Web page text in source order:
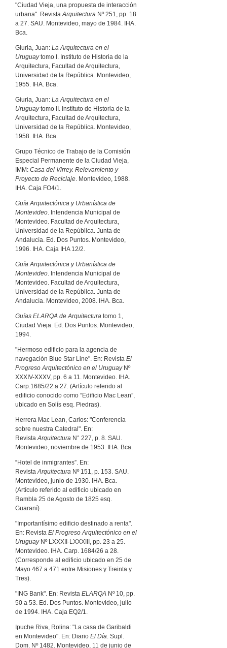
"Ciudad Vieja, una propuesta de interacción
urbana". RevistaArquitectura Nº 251, pp. 18
a 27. SAU. Montevideo, mayo de 1984. IHA.
Bca.
Giuria, Juan: La Arquitectura en el
Uruguaytomo I. Instituto de Historia de la
Arquitectura, Facultad de Arquitectura,
Universidad de la República. Montevideo,
1955. IHA. Bca.
Giuria, Juan: La Arquitectura en el
Uruguaytomo II. Instituto de Historia de la
Arquitectura, Facultad de Arquitectura,
Universidad de la República. Montevideo,
1958. IHA. Bca.
Grupo Técnico de Trabajo de la Comisión
Especial Permanente de la Ciudad Vieja,
IMM: Casa del Virrey. Relevamiento y
Proyecto de Reciclaje. Montevideo, 1988.
IHA. Caja FO4/1.
Guía Arquitectónica y Urbanística de
Montevideo. Intendencia Municipal de
Montevideo. Facultad de Arquitectura,
Universidad de la República. Junta de
Andalucía. Ed. Dos Puntos. Montevideo,
1996. IHA. Caja IHA 12/2.
Guía Arquitectónica y Urbanística de
Montevideo. Intendencia Municipal de
Montevideo. Facultad de Arquitectura,
Universidad de la República. Junta de
Andalucía. Montevideo, 2008. IHA. Bca.
Guías ELARQA de Arquitectura tomo 1,
Ciudad Vieja. Ed. Dos Puntos. Montevideo,
1994.
"Hermoso edificio para la agencia de
navegación Blue Star Line". En: Revista El
Progreso Arquitectónico en el UruguayNº
XXXIV-XXXV, pp. 6 a 11. Montevideo. IHA.
Carp.1685/22 a 27. (Artículo referido al
edificio conocido como “Edificio Mac Lean”,
ubicado en Solís esq. Piedras).
Herrera Mac Lean, Carlos: "Conferencia
sobre nuestra Catedral". En:
RevistaArquitectura N° 227, p. 8. SAU.
Montevideo, noviembre de 1953. IHA. Bca.
“Hotel de inmigrantes”. En:
RevistaArquitectura Nº 151, p. 153. SAU.
Montevideo, junio de 1930. IHA. Bca.
(Artículo referido al edificio ubicado en
Rambla 25 de Agosto de 1825 esq.
Guaraní).
"Importantísimo edificio destinado a renta".
En: Revista El Progreso Arquitectónico en el
UruguayNº LXXXII-LXXXIII, pp. 23 a 25.
Montevideo. IHA. Carp. 1684/26 a 28.
(Corresponde al edificio ubicado en 25 de
Mayo 467 a 471 entre Misiones y Treinta y
Tres).
"ING Bank". En: Revista ELARQA Nº 10, pp.
50 a 53. Ed. Dos Puntos. Montevideo, julio
de 1994. IHA. Caja EQ2/1.
Ipuche Riva, Rolina: "La casa de Garibaldi
en Montevideo". En: Diario El Día. Supl.
Dom. Nº 1482. Montevideo, 11 de junio de